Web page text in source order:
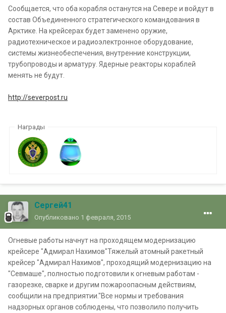
Сообщается, что оба корабля останутся на Севере и войдут в
состав Объединенного стратегического командования в
Арктике. На крейсерах будет заменено оружие,
радиотехническое и радиоэлектронное оборудование,
системы жизнеобеспечения, внутренние конструкции,
трубопроводы и арматуру. Ядерные реакторы кораблей
менять не будут.
http://severpost.ru
Награды
Сергей41
Опубликовано 1 февраля, 2015
Огневые работы начнут на проходящем модернизацию
крейсере "Адмирал Нахимов"Тяжелый атомный ракетный
крейсер "Адмирал Нахимов", проходящий модернизацию на
"Севмаше", полностью подготовили к огневым работам -
газорезке, сварке и другим пожароопасным действиям,
сообщили на предприятии."Все нормы и требования
надзорных органов соблюдены, что позволило получить